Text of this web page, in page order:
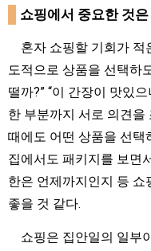
쇼핑에서 중요한 것
혼자 쇼핑할 기회가 적
도적으로 상품을 선택하
떨까?” “이 간장이 맛있
한 부분까지 서로 의견
때에도 어떤 상품을 선택
집에서도 패키지를 보면
한은 언제까지인지 등 쇼
좋을 것 같다.
쇼핑은 집안일의 일부